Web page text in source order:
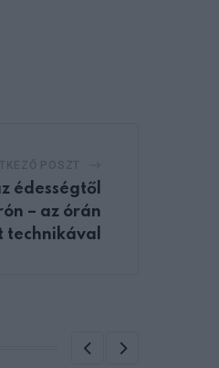
édességtől
– az órán
technikával